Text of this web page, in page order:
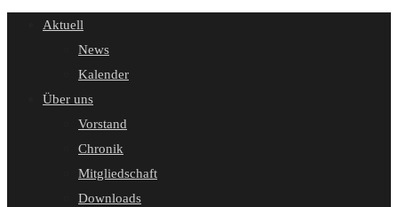
Aktuell
News
Kalender
Über uns
Vorstand
Chronik
Mitgliedschaft
Downloads